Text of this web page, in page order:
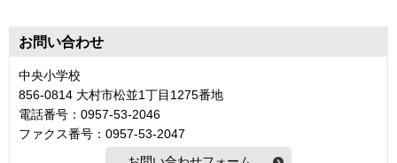
お問い合わせ
中央小学校
856-0814 大村市松並1丁目1275番地
電話番号：0957-53-2046
ファクス番号：0957-53-2047